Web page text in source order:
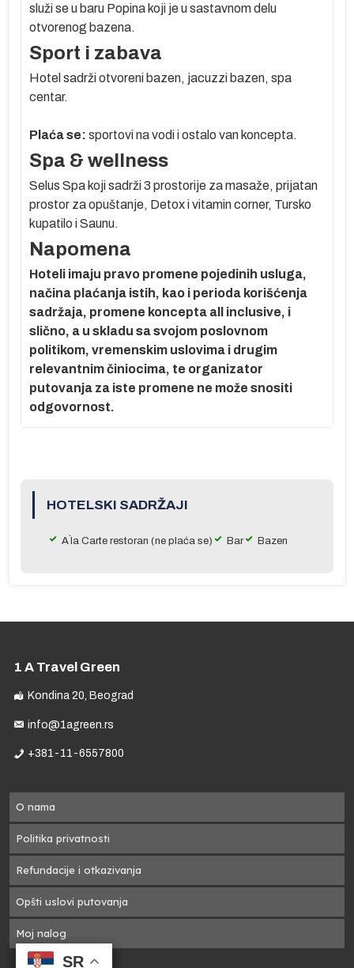
služi se u baru Popina koji je u sastavnom delu
otvorenog bazena.
Sport i zabava
Hotel sadrži otvoreni bazen, jacuzzi bazen, spa
centar.
Plaća se: sportovi na vodi i ostalo van koncepta.
Spa & wellness
Selus Spa koji sadrži 3 prostorije za masaže, prijatan
prostor za opuštanje, Detox i vitamin corner, Tursko
kupatilo i Saunu.
Napomena
Hoteli imaju pravo promene pojedinih usluga,
načina plaćanja istih, kao i perioda korišćenja
sadržaja, promene koncepta all inclusive, i
slično, a u skladu sa svojom poslovnom
politikom, vremenskim uslovima i drugim
relevantnim činiocima, te organizator
putovanja za iste promene ne može snositi
odgovornost.
HOTELSKI SADRŽAJI
A`la Carte restoran (ne plaća se) Bar Bazen
1 A Travel Green
Kondina 20, Beograd
info@1agreen.rs
+381-11-6557800
O nama
Politika privatnosti
Refundacije i otkazivanja
Opšti uslovi putovanja
Moj nalog
SR
SR
SR
SR